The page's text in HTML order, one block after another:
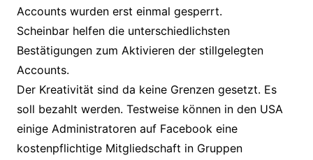
Accounts wurden erst einmal gesperrt.
Scheinbar helfen die unterschiedlichsten
Bestätigungen zum Aktivieren der stillgelegten
Accounts.
Der Kreativität sind da keine Grenzen gesetzt. Es
soll bezahlt werden. Testweise können in den USA
einige Administratoren auf Facebook eine
kostenpflichtige Mitgliedschaft in Gruppen